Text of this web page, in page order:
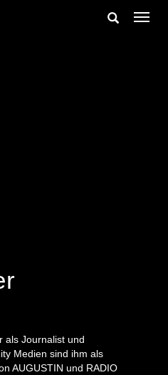
Suche
als Journalist und
Medien sind ihm als
AUGUSTIN und RADIO